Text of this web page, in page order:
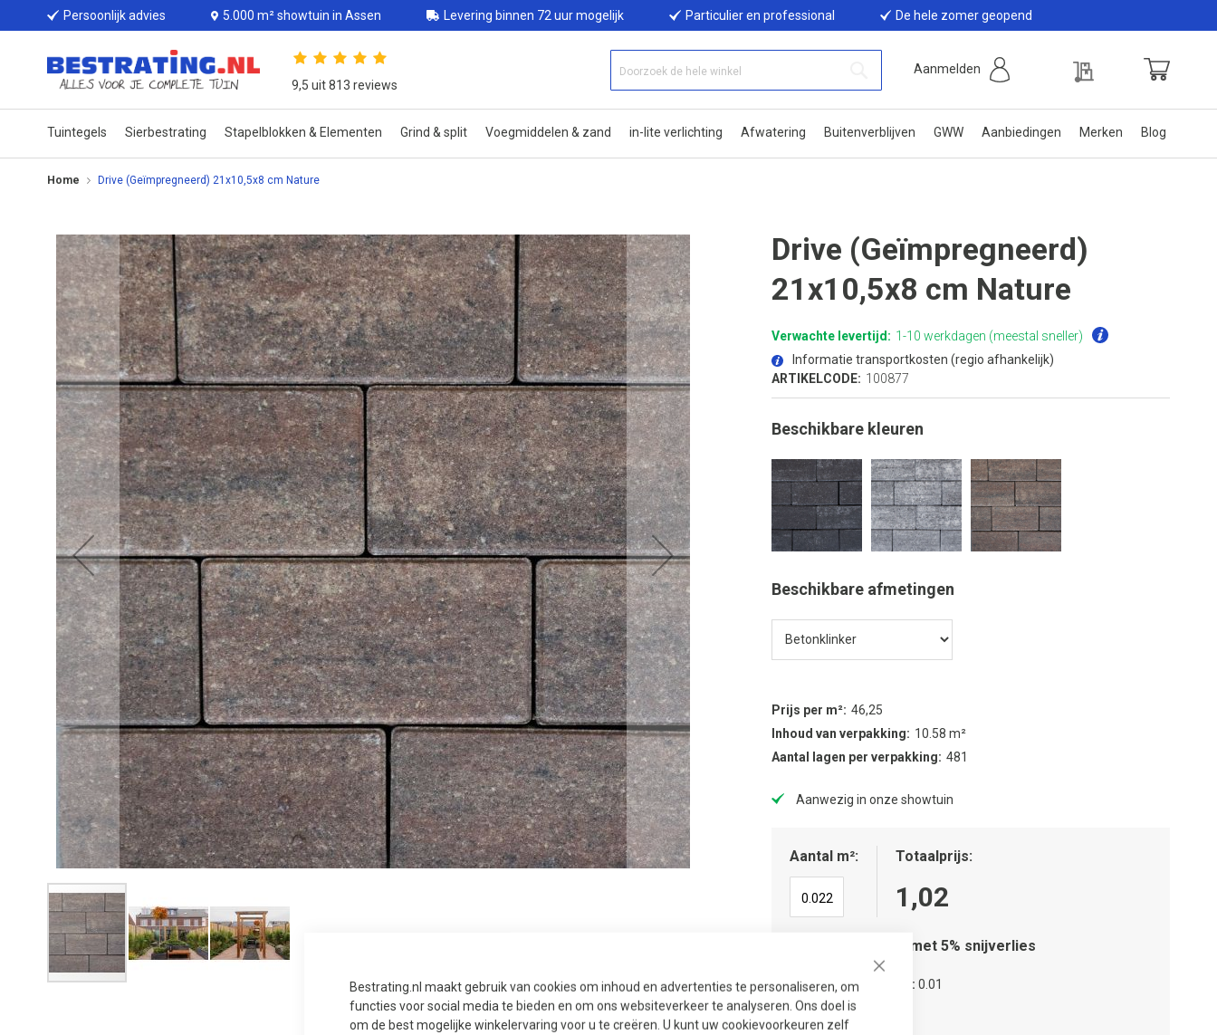
Bestrating.nl maakt gebruik van cookies om inhoud en advertenties te personaliseren, om
functies voor social media te bieden en om ons websiteverkeer te analyseren. Ons doel is
om de best mogelijke winkelervaring voor u te creëren. U kunt uw cookievoorkeuren zelf
Persoonlijk advies 5.000 m² showtuin in Assen Levering binnen 72 uur mogelijk Particulier en professional De hele zomer geopend
9,5 uit 813 reviews
Aanmelden
Tuintegels Sierbestrating Stapelblokken & Elementen Grind & split Voegmiddelen & zand in-lite verlichting Afwatering Buitenverblijven GWW Aanbiedingen Merken Blog
Home Drive (Geïmpregneerd) 21x10,5x8 cm Nature
Ga
naar
het
einde
van
de
afbeeldingen-
gallerij
Drive (Geïmpregneerd)
21x10,5x8 cm Nature
Verwachte levertijd: 1-10 werkdagen (meestal sneller)
Informatie transportkosten (regio afhankelijk)
ARTIKELCODE: 100877
Beschikbare kleuren
Beschikbare afmetingen
Prijs per m² 46,25
Inhoud van verpakking
10.58 m²
Aantal lagen per verpakking
481
Aanwezig in onze showtuin
Aantal m² Totaalprijs
1,02
Houd rekening met 5% snijverlies
Aantal verpakkingen
0.01
Aantal lagen